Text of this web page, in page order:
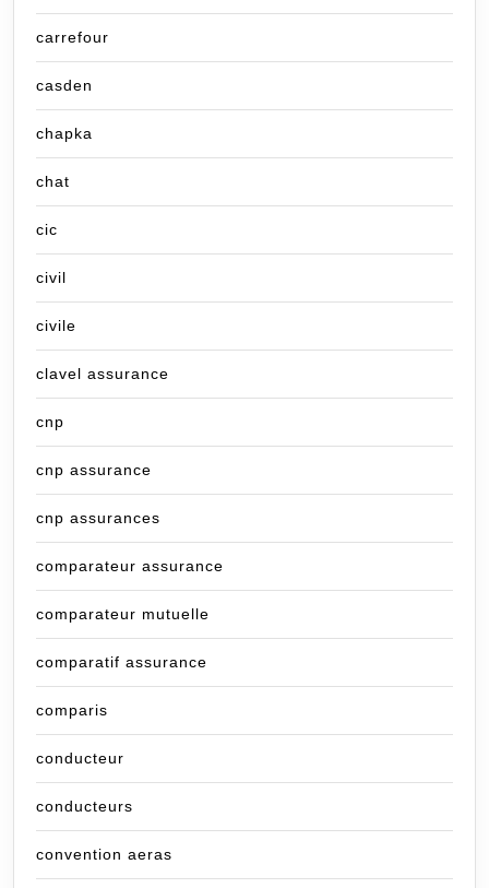
carrefour
casden
chapka
chat
cic
civil
civile
clavel assurance
cnp
cnp assurance
cnp assurances
comparateur assurance
comparateur mutuelle
comparatif assurance
comparis
conducteur
conducteurs
convention aeras